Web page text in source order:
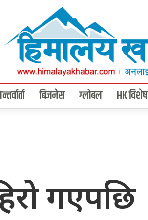
बिजनेस ग्लोबल HK विशेष
गएपछि